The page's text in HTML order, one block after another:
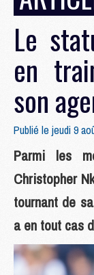
Le
en
son
Publié le jeudi 9
Parmi les
Christopher
tournant de
a en tout cas